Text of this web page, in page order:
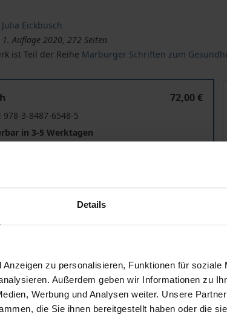
Details
zu personalisieren, Funktionen für soziale
Außerdem geben wir Informationen zu
Werbung und Analysen weiter. Unsere
die Sie ihnen bereitgestellt haben oder die
Julia Eickbusch
1. Auflage 2020, 272 Seiten
ist Teil der Reihe Marburger Schriften zum
72,00 €
978-3-8487-6548-5
in 3-5 Werktagen
inkl. MwSt. Abhängig von der Lieferadresse
In den Warenkorb Zur Wunschliste
Rezensionen